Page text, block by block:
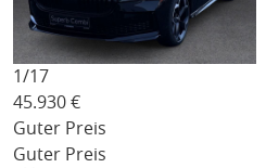
1/17
45.930 €
Guter Preis
Guter Preis